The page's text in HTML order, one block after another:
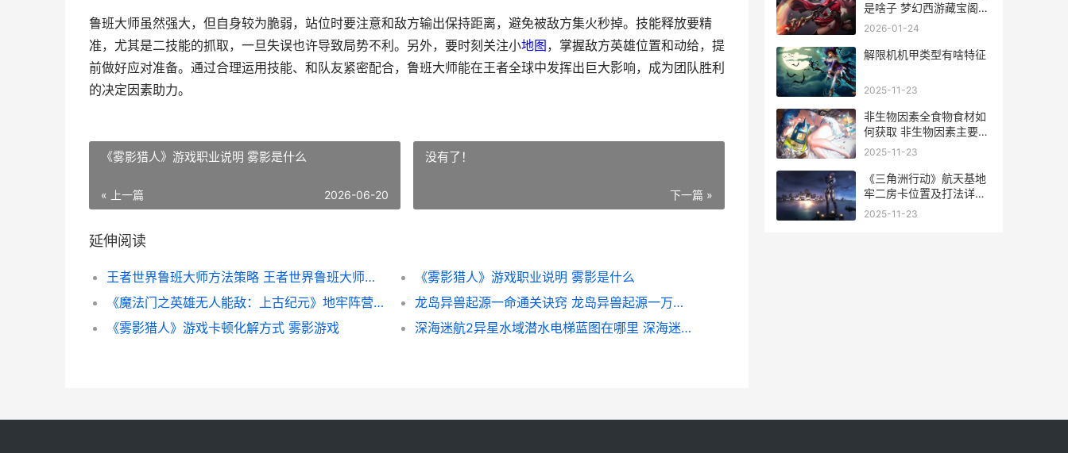
鲁班大师虽然强大，但自身较为脆弱，站位时要注意和敌方输出保持距离，避免被敌方集火秒掉。技能释放要精
准，尤其是二技能的抓取，一旦失误也许导致局势不利。另外，要时刻关注小地图 ，掌握敌方英雄位置和动给，提
前做好应对准备。通过合理运用技能、和队友紧密配合，鲁班大师能在王者全球中发挥出巨大影响，成为团队胜利
的决定因素助力。
《雾影猎人》游戏职业说明 雾影是什么
« 上一篇 2026-06-20
没有了！
下一篇 »
延伸阅读
王者世界鲁班大师方法策略 王者世界鲁班大师流脉选择
《雾影猎人》游戏职业说明 雾影是什么
《魔法门之英雄无人能敌：上古纪元》地牢阵营新人指导 魔法门之英雄无敌3
龙岛异兽起源一命通关诀窍 龙岛异兽起源一万积分等于多少钱
《雾影猎人》游戏卡顿化解方式 雾影游戏
深海迷航2异星水域潜水电梯蓝图在哪里 深海迷航2异星水域手机版下载
是啥子 梦幻西游藏宝阁网
页版
2026-01-24
解限机机甲类型有啥特征
2025-11-23
非生物因素全食物食材如
何获取 非生物因素主要包
括
2025-11-23
《三角洲行动》航天基地
牢二房卡位置及打法详细
解答 《三角洲行动》官网
2025-11-23